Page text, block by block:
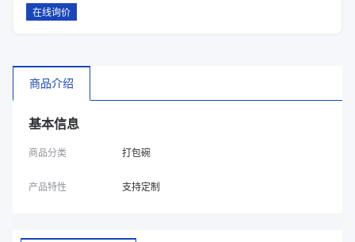
在线询价
商品介绍
基本信息
商品分类 打包碗
产品特性 支持定制